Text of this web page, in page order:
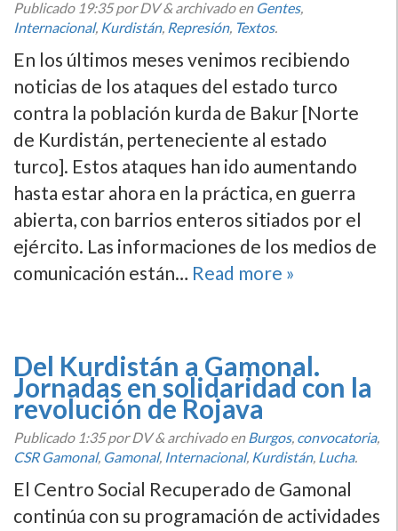
Publicado 19:35por DV&archivado en Gentes,
Internacional, Kurdistán, Represión, Textos.
En los últimos meses venimos recibiendo
noticias de los ataques del estado turco
contra la población kurda de Bakur [Norte
de Kurdistán, perteneciente al estado
turco]. Estos ataques han ido aumentando
hasta estar ahora en la práctica, en guerra
abierta, con barrios enteros sitiados por el
ejército. Las informaciones de los medios de
comunicación están… Read more »
Del Kurdistán a Gamonal.
Jornadas en solidaridad con la
revolución de Rojava
Publicado 1:35por DV&archivado enBurgos, convocatoria,
CSR Gamonal, Gamonal, Internacional, Kurdistán, Lucha.
El Centro Social Recuperado de Gamonal
continúa con su programación de actividades